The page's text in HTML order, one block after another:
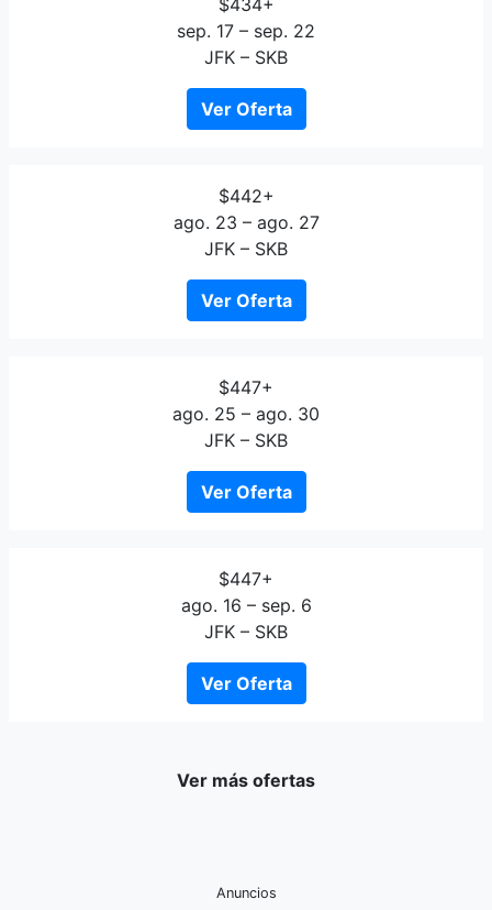
$434+
sep. 17 – sep. 22
JFK – SKB
Ver Oferta
$442+
ago. 23 – ago. 27
JFK – SKB
Ver Oferta
$447+
ago. 25 – ago. 30
JFK – SKB
Ver Oferta
$447+
ago. 16 – sep. 6
JFK – SKB
Ver Oferta
Ver más ofertas
Anuncios